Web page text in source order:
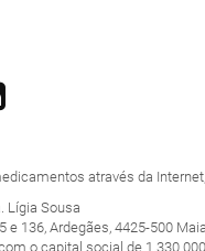
através da
Lígia Sousa
136, Ardegães, 4425-500
o capital social de